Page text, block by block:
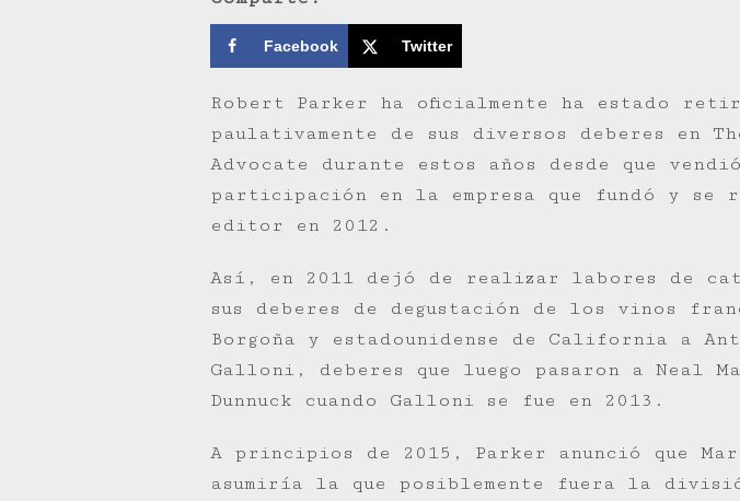
Facebook Twitter
Robert Parker ha oficialmente ha estado
paulativamente de sus diversos deberes en
Advocate durante estos años desde que
participación en la empresa que fundó y se
editor en 2012.
Así, en 2011 dejó de realizar labores de
sus deberes de degustación de los vinos
Borgoña y estadounidense de California a
Galloni, deberes que luego pasaron a Neal
Dunnuck cuando Galloni se fue en 2013.
A principios de 2015, Parker anunció que
asumiría la que posiblemente fuera la